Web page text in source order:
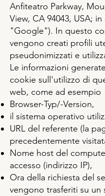
Anfiteatro Parkway,
View, CA 94043, USA;
"Google"). In questo
vengono creati profili
pseudonimizzati e
Le informazioni
cookie sull'utilizzo di
web, come ad esempio
Browser-Typ/-Version,
il sistema operativo
URL del referente (la
precedentemente
Nome host del
accesso (indirizzo IP),
Ora della richiesta del
vengono trasferiti su un